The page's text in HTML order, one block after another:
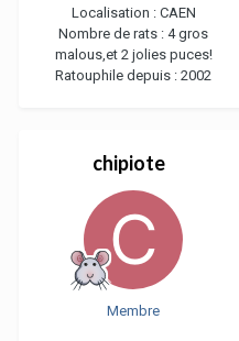
Localisation : CAEN
Nombre de rats : 4 gros
malous,et 2 jolies puces!
Ratouphile depuis : 2002
chipiote
Membre